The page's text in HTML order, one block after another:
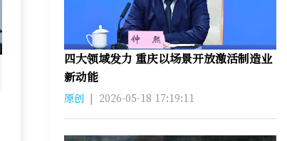
四大领域发力 重庆以场景开放激活制造业
新动能
原创 | 2026-05-18 17:19:11